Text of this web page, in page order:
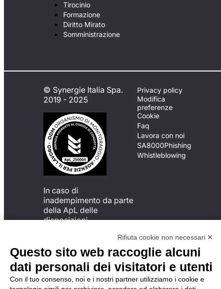
Tirocinio
Formazione
Diritto Mirato
Somministrazione
© Synergie Italia Spa.
2019 - 2025
In caso di
inadempimento da parte
della ApL delle
disposizioni
possibile presentare un
reclamo
all’Organismo di
Monitoraggio utilizzando
una delle modalità
Privacy policy
Modifica
preferenze
Cookie
Faq
Lavora con noi
SA8000Phishing
Whistleblowing
Rifiuta cookie non necessari ✕
Questo sito web raccoglie alcuni
dati personali dei visitatori e utenti
Con il tuo consenso, noi e i nostri partner utilizziamo i cookie e